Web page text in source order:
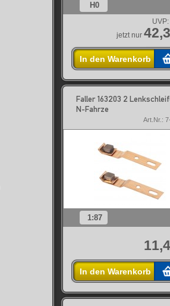
H0
UVP:
jetzt nur
In den Warenkorb
Faller 163203 2
N-Fahrze
Art.Nr.:
1:87
In den Warenkorb